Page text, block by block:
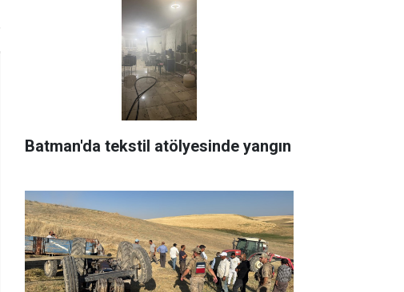
Batman'da tekstil atölyesinde yangın